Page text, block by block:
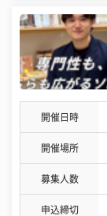
開催日時
開催場所
募集人数
申込締切